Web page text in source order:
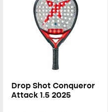
Drop Shot Conqueror
Attack 1.5 2025